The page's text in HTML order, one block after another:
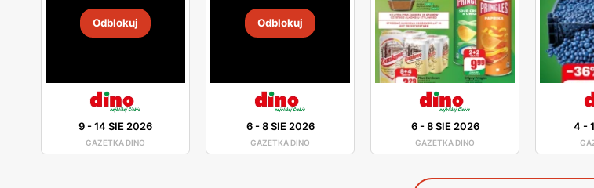
Odblokuj
9-14 SIE 2026
GAZETKA DINO
Odblokuj
6-8 SIE 2026
GAZETKA DINO
6-8 SIE 2026
GAZETKA DINO
4 -